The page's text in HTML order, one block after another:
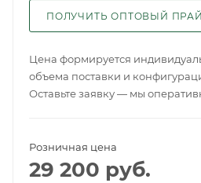
ПОЛУЧИТЬ ОПТОВЫЙ
Цена формируется
объема поставки и
Оставьте заявку — мы
Розничная цена
29 200 руб.